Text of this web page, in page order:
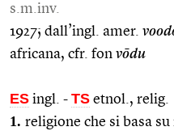
s.m.inv.
1927; dall’ingl. amer.
africana, cfr. fon vōdu
ES ingl. - TS etnol., relig.
1. religione che si basa